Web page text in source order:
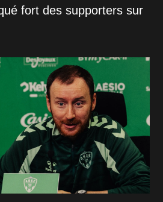
fort des supporters sur